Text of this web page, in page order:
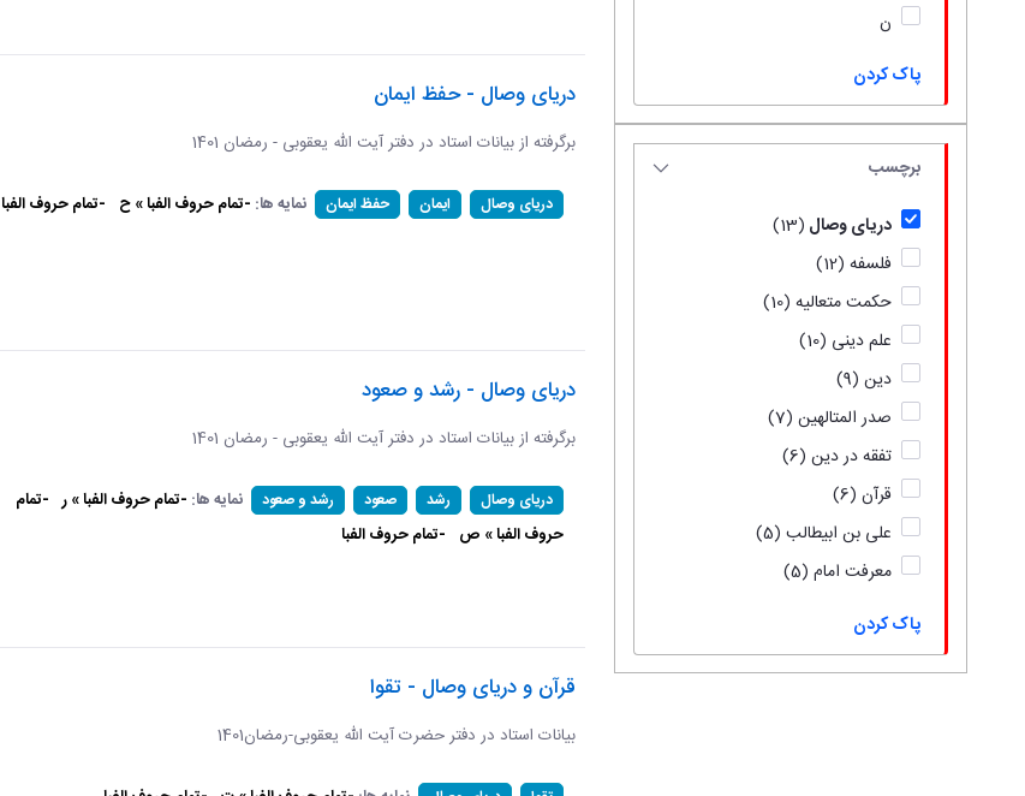
ن
پاک کردن
برچسب
دریای وصال (13)
فلسفه (12)
حکمت متعالیه (10)
علم دینی (10)
دین (9)
صدر المتالهین (7)
تفقه در دین (6)
قرآن (6)
علی بن ابیطالب (5)
معرفت امام (5)
پاک کردن
دریای وصال - حفظ ایمان
برگرفته از بیانات استاد در دفتر آیت الله یعقوبی - رمضان 1401
دریای وصال ایمان حفظ ایمان نمایه ها: -تمام حروف الفبا » ح -تمام حروف الفبا
دریای وصال - رشد و صعود
برگرفته از بیانات استاد در دفتر آیت الله یعقوبی - رمضان 1401
دریای وصال رشد صعود رشد و صعود نمایه ها: -تمام حروف الفبا » ر -تمام
حروف الفبا » ص -تمام حروف الفبا
قرآن و دریای وصال - تقوا
بیانات استاد در دفتر حضرت آیت الله یعقوبی-رمضان1401